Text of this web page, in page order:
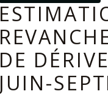
DE
JUIN-